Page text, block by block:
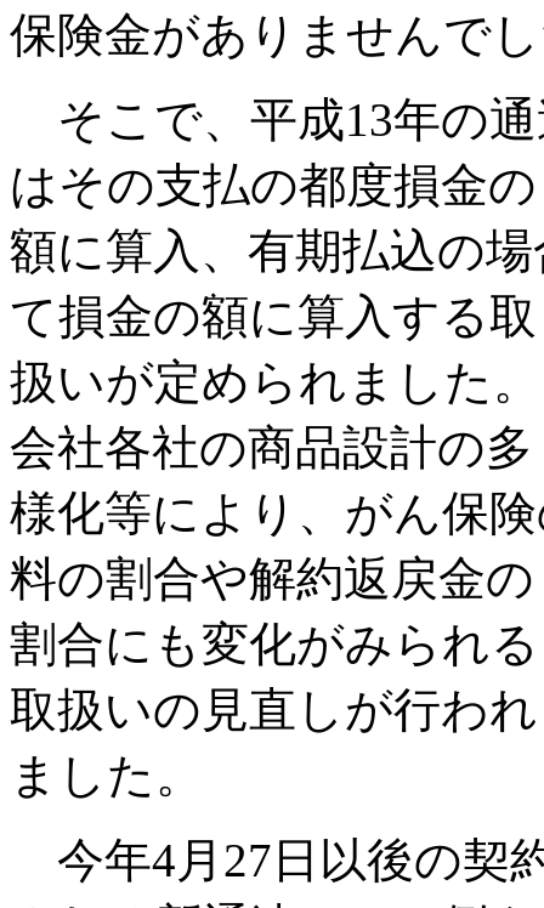
保険金がありませんで
そこで、平成13年の
はその支払の都度損金の
額に算入、有期払込の
て損金の額に算入する取
扱いが定められました
会社各社の商品設計の多
様化等により、がん保
料の割合や解約返戻金の
割合にも変化がみられ
取扱いの見直しが行われ
ました。
今年4月27日以後の契